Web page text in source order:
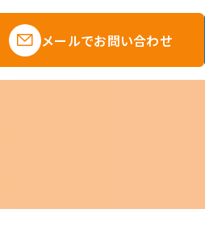
メールでお問い合わせ